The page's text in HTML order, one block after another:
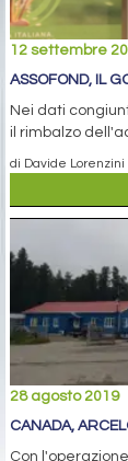
12 settembre
ASSOFOND, IL
Nei dati
il rimbalzo
di Davide Lorenzini
28 agosto 2019
CANADA,
Con